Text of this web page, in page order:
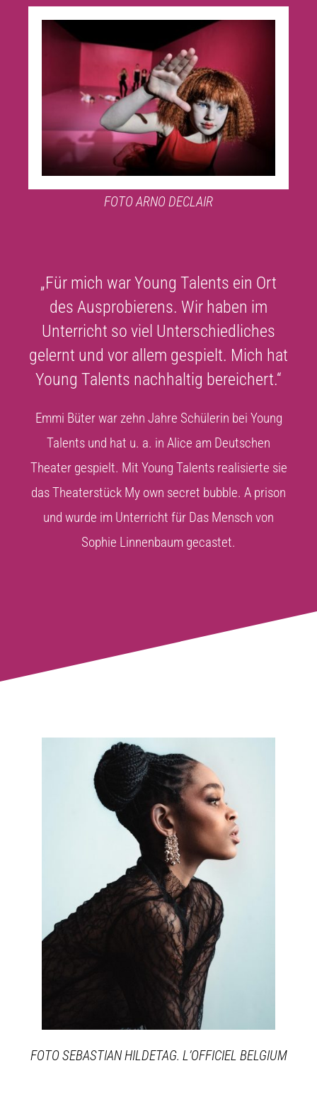
„Für mich war Young Talents ein Ort
des Ausprobierens. Wir haben im
Unterricht so viel Unterschiedliches
gelernt und vor allem gespielt. Mich hat
Young Talents nachhaltig bereichert.“
Emmi Büter war zehn Jahre Schülerin bei Young
Talents und hat u. a. in Alice am Deutschen
Theater gespielt. Mit Young Talents realisierte sie
das Theaterstück My own secret bubble. A prison
und wurde im Unterricht für Das Mensch von
Sophie Linnenbaum gecastet.
FOTO ARNO DECLAIR
FOTO SEBASTIAN HILDETAG. L’OFFICIEL BELGIUM